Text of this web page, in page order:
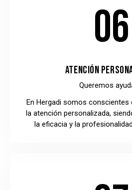
06
ATENCIÓN
Queremos
En Hergadi somos conscientes
la atención personalizada,
la eficacia y la